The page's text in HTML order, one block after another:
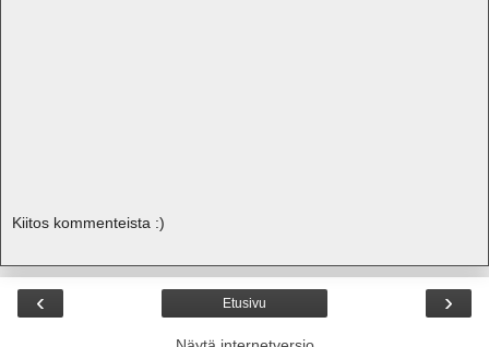
Kiitos kommenteista :)
‹ ›
Etusivu